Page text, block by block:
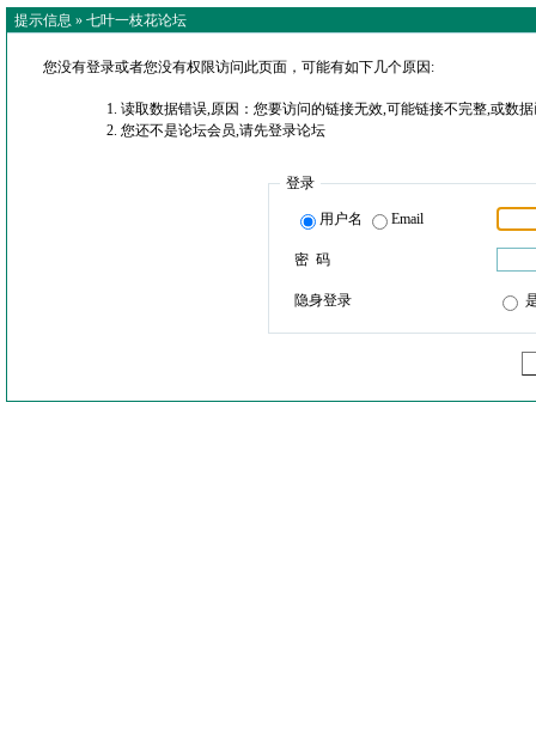
提示信息 » 七叶一枝花论坛
您没有登录或者您没有权限访问此页面，可能有如下几个原因:
读取数据错误,原因：您要访问的链接无效,可能链接不完整,或数
您还不是论坛会员,请先登录论坛
登录
用户名 Email
密 码
隐身登录